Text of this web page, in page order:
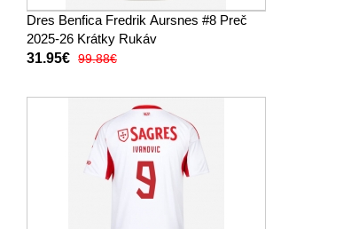
Dres Benfica Fredrik Aursnes #8 Preč
2025-26 Krátky Rukáv
31.95€ 99.88€